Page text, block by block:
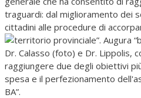
traguardi: dal miglioramento dei
cittadini alle procedure di
territorio provinciale”. Augura
Dr. Calasso (foto) e Dr. Lippolis,
raggiungere due degli obiettivi
spesa e il perfezionamento
BA”.